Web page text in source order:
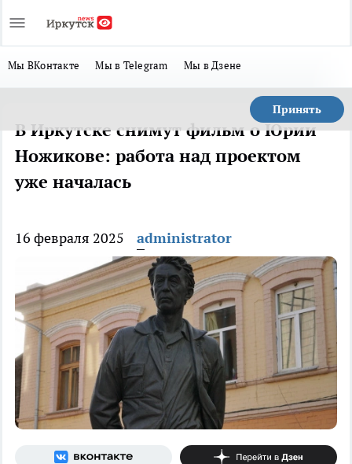
Мы ВКонтакте Мы в Telegram Мы в Дзене
Принять
В Иркутске снимут фильм о Юрии
Ножикове: работа над проектом
уже началась
16 февраля 2025 administrator